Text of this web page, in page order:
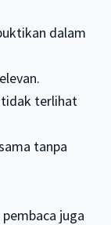
dalam
tidak terlihat
tanpa
juga